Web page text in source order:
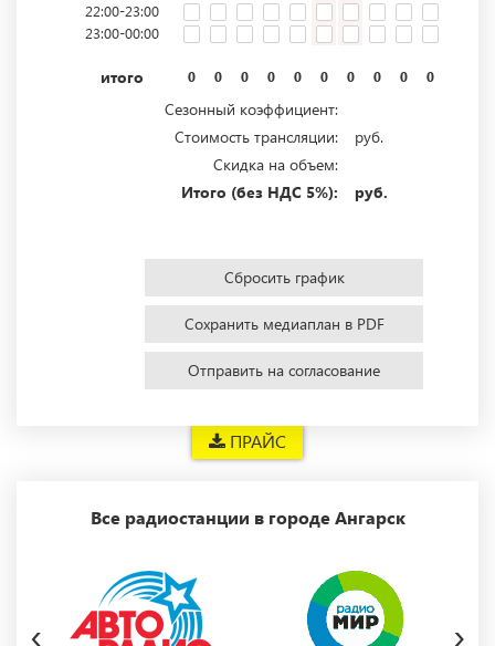
ПРАЙС
22:00-23:00
23:00-00:00
итого 0 0 0 0 0 0 0 0 0 0
Сезонный коэффициент:
Стоимость трансляции:
руб.
Скидка на объем:
Итого (без НДС 5%):
руб.
Сбросить график
Сохранить медиаплан в PDF
Отправить на согласование
Все радиостанции в городе Ангарск
‹ ›